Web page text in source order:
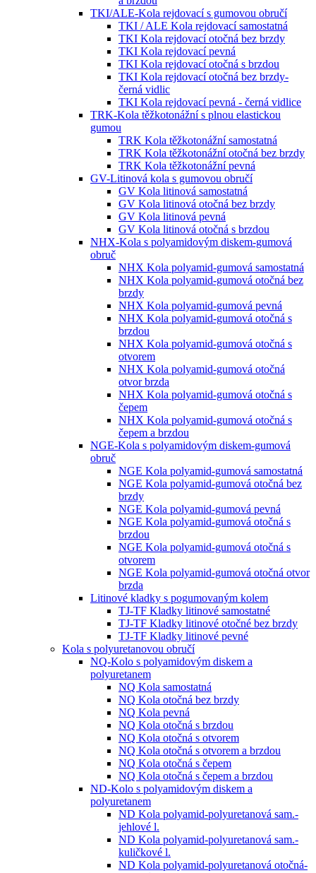
TKI/ALE-Kola rejdovací s gumovou obručí
TKI / ALE Kola rejdovací samostatná
TKI Kola rejdovací otočná bez brzdy
TKI Kola rejdovací pevná
TKI Kola rejdovací otočná s brzdou
TKI Kola rejdovací otočná bez brzdy-
černá vidlic
TKI Kola rejdovací pevná - černá vidlice
TRK-Kola těžkotonážní s plnou elastickou
gumou
TRK Kola těžkotonážní samostatná
TRK Kola těžkotonážní otočná bez brzdy
TRK Kola těžkotonážní pevná
GV-Litinová kola s gumovou obručí
GV Kola litinová samostatná
GV Kola litinová otočná bez brzdy
GV Kola litinová pevná
GV Kola litinová otočná s brzdou
NHX-Kola s polyamidovým diskem-gumová
obruč
NHX Kola polyamid-gumová samostatná
NHX Kola polyamid-gumová otočná bez
brzdy
NHX Kola polyamid-gumová pevná
NHX Kola polyamid-gumová otočná s
brzdou
NHX Kola polyamid-gumová otočná s
otvorem
NHX Kola polyamid-gumová otočná
otvor brzda
NHX Kola polyamid-gumová otočná s
čepem
NHX Kola polyamid-gumová otočná s
čepem a brzdou
NGE-Kola s polyamidovým diskem-gumová
obruč
NGE Kola polyamid-gumová samostatná
NGE Kola polyamid-gumová otočná bez
brzdy
NGE Kola polyamid-gumová pevná
NGE Kola polyamid-gumová otočná s
brzdou
NGE Kola polyamid-gumová otočná s
otvorem
NGE Kola polyamid-gumová otočná otvor
brzda
Litinové kladky s pogumovaným kolem
TJ-TF Kladky litinové samostatné
TJ-TF Kladky litinové otočné bez brzdy
TJ-TF Kladky litinové pevné
Kola s polyuretanovou obručí
NQ-Kolo s polyamidovým diskem a
polyuretanem
NQ Kola samostatná
NQ Kola otočná bez brzdy
NQ Kola pevná
NQ Kola otočná s brzdou
NQ Kola otočná s otvorem
NQ Kola otočná s otvorem a brzdou
NQ Kola otočná s čepem
NQ Kola otočná s čepem a brzdou
ND-Kolo s polyamidovým diskem a
polyuretanem
ND Kola polyamid-polyuretanová sam.-
jehlové l.
ND Kola polyamid-polyuretanová sam.-
kuličkové l.
ND Kola polyamid-polyuretanová otočná-